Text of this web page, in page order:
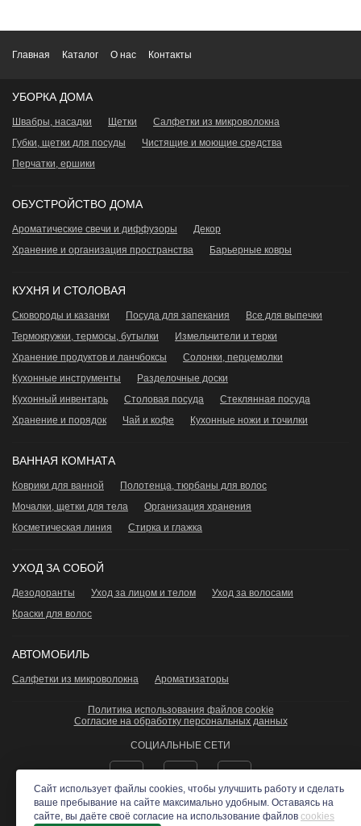
Главная Каталог О нас Контакты
УБОРКА ДОМА
Швабры, насадки Щетки
Салфетки из микроволокна
Губки, щетки для посуды
Чистящие и моющие средства
Перчатки, ершики
ОБУСТРОЙСТВО ДОМА
Ароматические свечи и диффузоры
Декор
Хранение и организация пространства
Барьерные ковры
КУХНЯ И СТОЛОВАЯ
Сковороды и казанки Посуда для запекания
Все для выпечки
Термокружки, термосы, бутылки
Измельчители и терки
Хранение продуктов и ланчбоксы
Сoлонки, перцемолки
Кухонные инструменты
Разделочные доски
Кухонный инвентарь
Столовая посуда
Стеклянная посуда
Хранение и порядок
Чай и кофе Кухонные ножи и точилки
ВАННАЯ КОМНАТА
Коврики для ванной
Полотенца, тюрбаны для волос
Мочалки, щетки для тела
Организация хранения
Косметическая линия
Стирка и глажка
УХОД ЗА СОБОЙ
Дезодоранты Уход за лицом и телом
Уход за волосами
Краски для волос
АВТОМОБИЛЬ
Салфетки из микроволокна Ароматизаторы
ЭКОСТИЛЬ- Все права защищены 2026 ©
Политика использования файлов cookie
Согласие на обработку персональных данных
СОЦИАЛЬНЫЕ СЕТИ
Сайт использует файлы cookies, чтобы улучшить работу и сделать
ваше пребывание на сайте максимально удобным. Оставаясь на
сайте, вы даёте своё согласие на использование файлов cookies